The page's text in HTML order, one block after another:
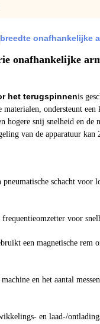
onafhankelijke
onafhankelijke
het terugspinnenis
materialen, ondersteunt een
hogere snij snelheid en de
van de apparatuur kan
pneumatische schacht voor
voor
een magnetische rem
en het aantal
en laad-/